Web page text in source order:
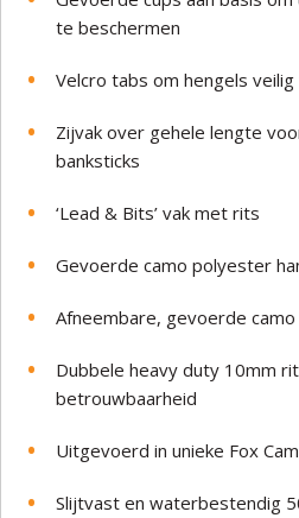
te beschermen
Velcro tabs om hengels
Zijvak over gehele lengte
banksticks
‘Lead & Bits’ vak met rits
Gevoerde camo polyester
Afneembare, gevoerde
Dubbele heavy duty 10mm
betrouwbaarheid
Uitgevoerd in unieke Fox
Slijtvast en waterbestendig